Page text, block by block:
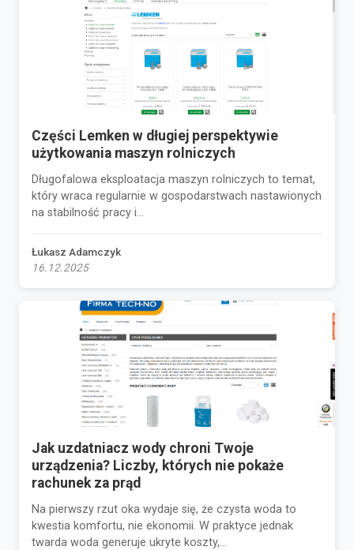
Części Lemken w długiej perspektywie
użytkowania maszyn rolniczych
Długofalowa eksploatacja maszyn rolniczych to temat,
który wraca regularnie w gospodarstwach nastawionych
na stabilność pracy i...
Łukasz Adamczyk
16.12.2025
Jak uzdatniacz wody chroni Twoje
urządzenia? Liczby, których nie pokaże
rachunek za prąd
Na pierwszy rzut oka wydaje się, że czysta woda to
kwestia komfortu, nie ekonomii. W praktyce jednak
twarda woda generuje ukryte koszty,...